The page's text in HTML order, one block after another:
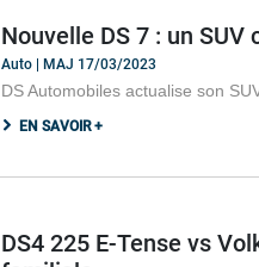
Nouvelle DS 7 : un SUV
Auto | MAJ 17/03/2023
DS Automobiles actualise son
EN SAVOIR +
DS4 225 E-Tense vs